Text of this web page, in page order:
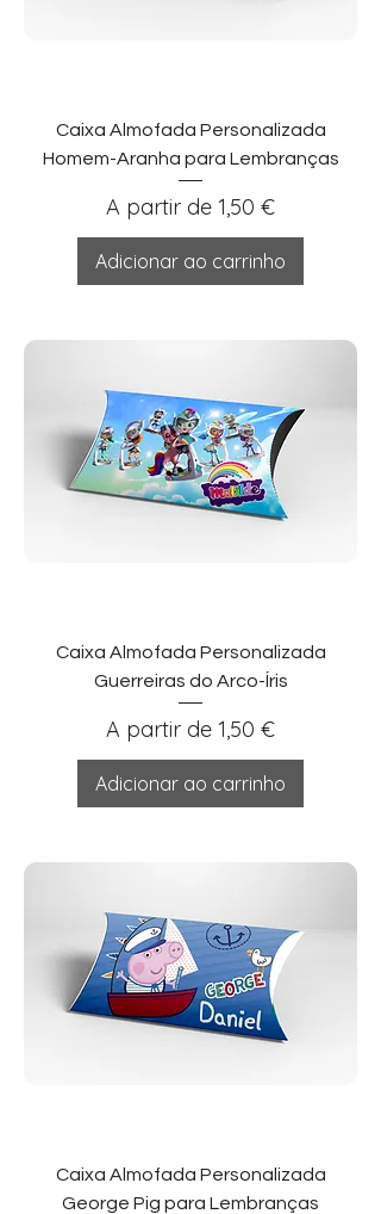
Caixa Almofada Personalizada
Homem-Aranha para Lembranças
A partir de 1,50 €
Preço promocional
Adicionar ao carrinho
Caixa Almofada Personalizada
Guerreiras do Arco-Íris
A partir de 1,50 €
Preço promocional
Adicionar ao carrinho
Caixa Almofada Personalizada
George Pig para Lembranças